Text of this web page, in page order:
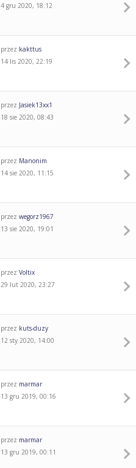
4 gru 2020, 18:12
przez kakttus
14 lis 2020, 22:19
przez Jasiek13xx1
18 sie 2020, 08:43
przez Manonim
14 sie 2020, 11:15
przez wegorz1967
13 sie 2020, 19:01
przez Voltix
29 lut 2020, 23:27
przez kuts-duzy
12 sty 2020, 14:00
przez marmar
13 gru 2019, 00:16
przez marmar
13 gru 2019, 00:11